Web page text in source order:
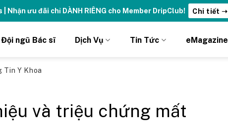
Nhận ưu đãi chỉ DÀNH RIÊNG cho Member DripClub! Chi tiết ➝
Đội ngũ Bác sĩ Dịch Vụ Tin Tức eMagazine
Tin Y Khoa
và triệu chứng mất